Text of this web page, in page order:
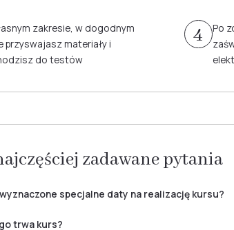
zakresie, w dogodnym
przyswajasz materiały i
do testów
4
Po
zadawane pytania
specjalne daty na realizację kursu?
trwa kurs?